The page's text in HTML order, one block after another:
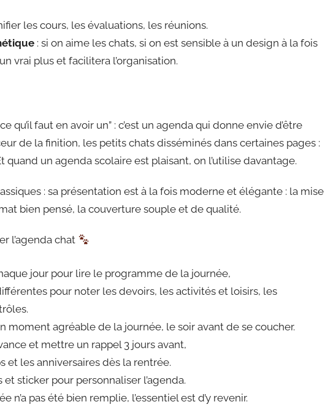
les cours, les évaluations, les réunions.
: si on aime les chats, si on est sensible à un design à la fois
vrai plus et facilitera l’organisation.
qu’il faut en avoir un” : c’est un agenda qui donne envie d’être
de la finition, les petits chats disséminés dans certaines pages :
un agenda scolaire est plaisant, on l’utilise davantage.
: sa présentation est à la fois moderne et élégante : la mise
bien pensé, la couverture souple et de qualité.
l’agenda chat
jour pour lire le programme de la journée,
pour noter les devoirs, les activités et loisirs, les
moment agréable de la journée, le soir avant de se coucher.
et mettre un rappel 3 jours avant,
et les anniversaires dès la rentrée.
et sticker pour personnaliser l’agenda.
n’a pas été bien remplie, l’essentiel est d’y revenir.